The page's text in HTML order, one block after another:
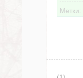
Метки: